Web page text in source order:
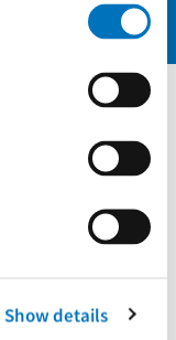
our privacy
Show details
集装箱仓储
哪里找集装箱编号？